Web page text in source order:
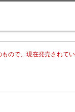
ので、現在発売されて